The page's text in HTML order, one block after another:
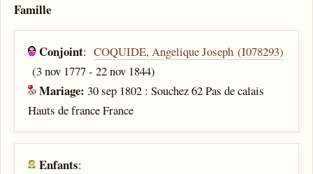
Famille
Conjoint:COQUIDE, Angelique Joseph (I078293)
(3 nov 1777 - 22 nov 1844)
Mariage:30 sep 1802 : Souchez 62 Pas de calais
Hauts de france France
Enfants: